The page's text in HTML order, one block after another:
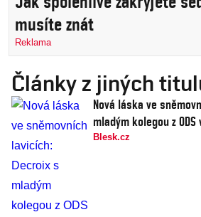
musíte znát
Reklama
Články z jiných
Nová láska ve
mladým kolegou z
Blesk.cz